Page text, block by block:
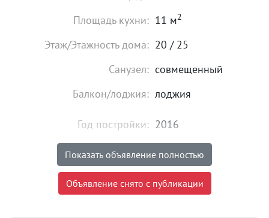
Площадь кухни: 11 м2
Этаж/Этажность дома: 20 / 25
Санузел: совмещенный
Балкон/лоджия: лоджия
Год постройки: 2016
Состояние: идеальное
Мебель: есть
Показать объявление полностью
Объявление снято с публикации